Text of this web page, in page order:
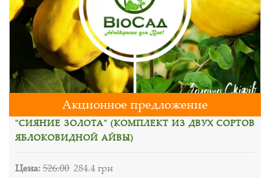
Акционное предложение
"СИЯНИЕ ЗОЛОТА" (КОМПЛЕКТ ИЗ ДВУХ СОРТОВ
ЯБЛОКОВИДНОЙ АЙВЫ)
Цена:526.00 284.4 грн